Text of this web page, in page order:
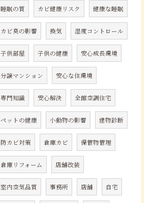
睡眠の質 カビ健康リスク 健康な睡眠
カビ臭の影響 換気 湿度コントロール
子供部屋 子供の健康 安心成長環境
分譲マンション 安心な住環境
専門知識 安心解決 全館空調住宅
ペットの健康 小動物の影響 建物診断
防カビ対策 倉庫カビ 保管物管理
倉庫リフォーム 店舗改装
室内空気品質 事務所 店舗 自宅